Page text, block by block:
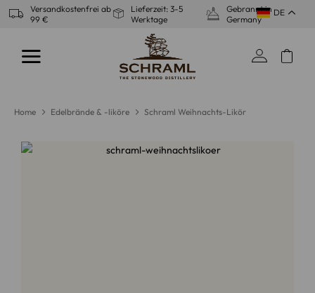
Zum
Versandkostenfrei ab
99 €
Lieferzeit: 3-5
Werktage
Gebrannt in
Germany
DE
Home Edelbrände & -liköre Schraml Weihnachts-Likör